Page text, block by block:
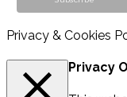
Privacy & Cookies
Privacy